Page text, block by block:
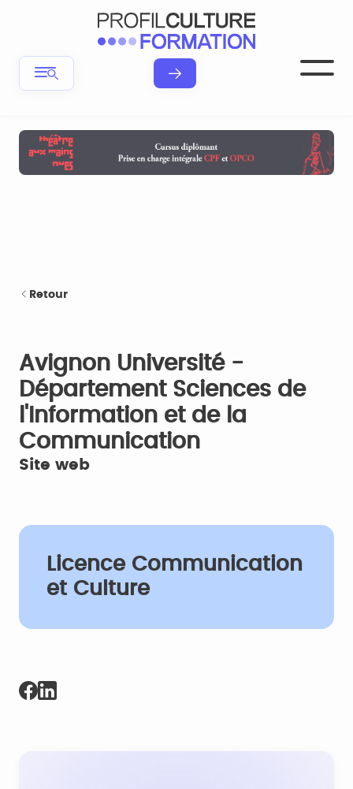
Retour
Avignon Université -
Département Sciences de
l'Information et de la
Communication
Site web
Licence Communication
et Culture